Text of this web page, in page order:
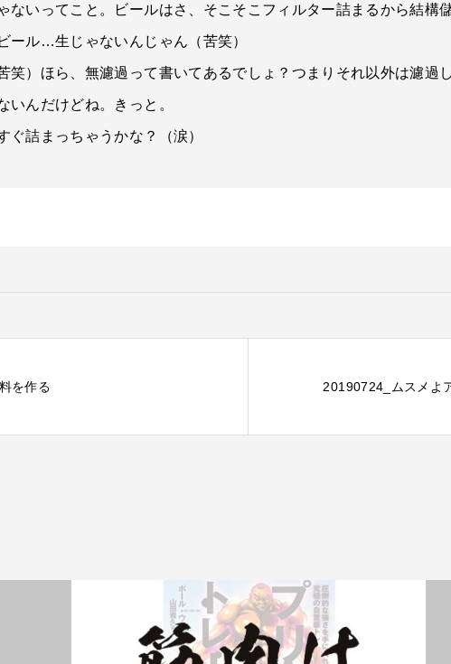
ないってこと。ビールはさ、そこそこフィルター詰まるから結構
ール…生じゃないんじゃん（苦笑）
笑）ほら、無濾過って書いてあるでしょ？つまりそれ以外は濾
いんだけどね。きっと。
詰まっちゃうかな？（涙）
を作る 20190724_ムスメよ